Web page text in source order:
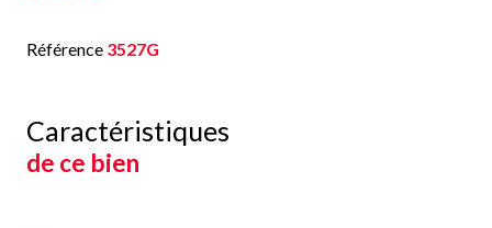
Référence 3527G
Caractéristiques
de ce bien